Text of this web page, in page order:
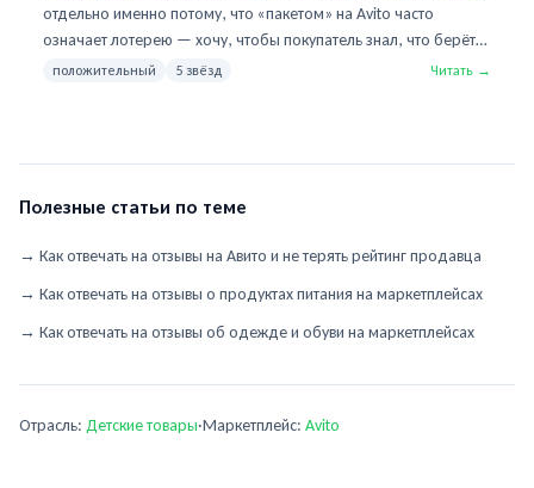
отдельно именно потому, что «пакетом» на Avito часто
означает лотерею — хочу, чтобы покупатель знал, что берёт.
Через пару месяцев выложу следующий пакет на 3-4 года —
положительный 5 звёзд Читать →
Полезные статьи по теме
→ Как отвечать на отзывы на Авито и не терять рейтинг продавца
→ Как отвечать на отзывы о продуктах питания на маркетплейсах
→ Как отвечать на отзывы об одежде и обуви на маркетплейсах
Отрасль: Детские товары·Маркетплейс: Avito